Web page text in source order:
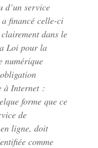
d’un service
financé celle-ci
dans le
Loi pour la
numérique
à Internet :
forme que ce
de
ligne, doit
comme